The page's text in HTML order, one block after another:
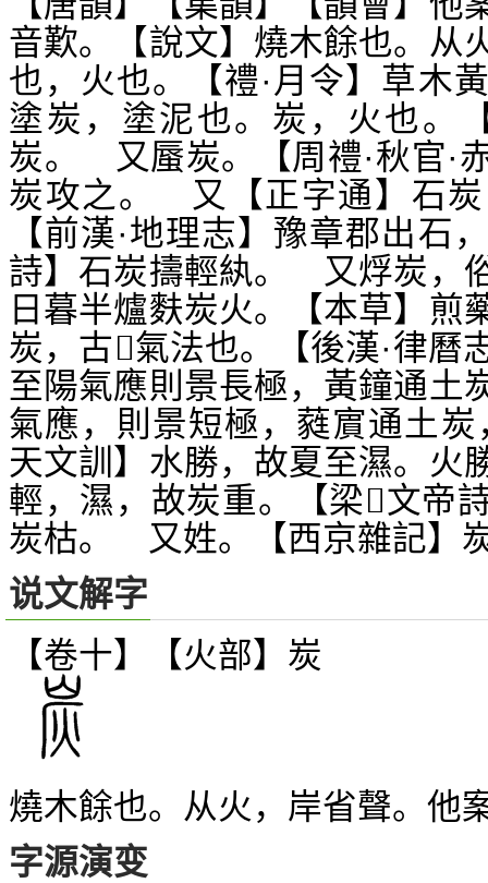
音歎。【說文】燒木餘也。从
也，火也。【禮·月令】草木
塗炭，塗泥也。炭，火也。
炭。 又蜃炭。【周禮·秋官·
炭攻之。 又【正字通】石
【前漢·地理志】豫章郡出石
詩】石炭擣輕紈。 又烰炭，
日暮半爐麩炭火。【本草】
炭，古𠋫氣法也。【後漢·律曆
至陽氣應則景長極，黃鐘通土
氣應，則景短極，蕤賔通土
天文訓】水勝，故夏至濕。火
輕，濕，故炭重。【梁𥳑文帝
炭枯。 又姓。【西京雜記】
说文解字
【卷十】【火部】 炭
燒木餘也。从火，岸省聲。他
字源演变